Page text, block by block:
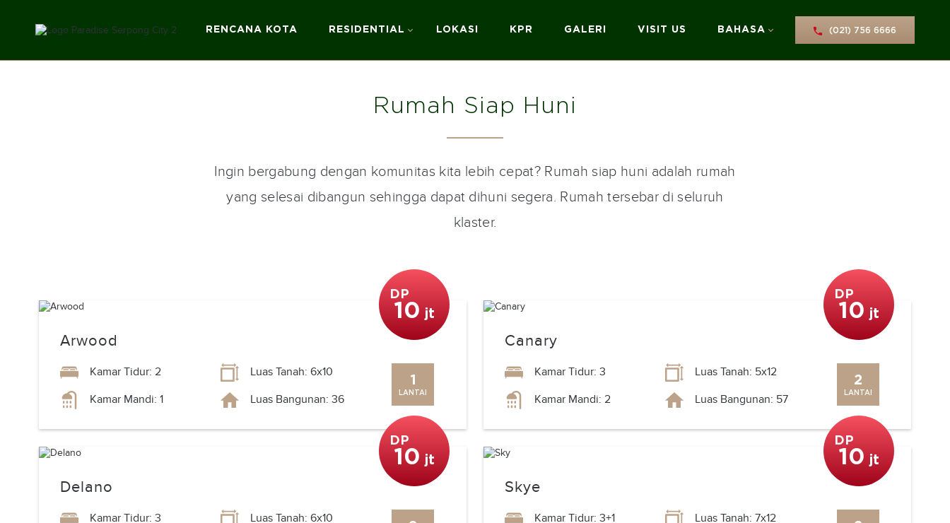
RENCANA KOTA RESIDENTIAL LOKASI KPR GALERI VISIT US BAHASA (021) 756 6666
Rumah Siap Huni
Ingin bergabung dengan komunitas kita lebih cepat? Rumah siap huni adalah rumah
yang selesai dibangun sehingga dapat dihuni segera. Rumah tersebar di seluruh
klaster.
DP
10 jt
Arwood
Kamar Tidur: 2
Luas Tanah: 6x10
Kamar Mandi: 1
Luas Bangunan: 36
1
LANTAI
DP
10 jt
Canary
Kamar Tidur: 3
Luas Tanah: 5x12
Kamar Mandi: 2
Luas Bangunan: 57
2
LANTAI
DP
10 jt
Delano
Kamar Tidur: 3
Luas Tanah: 6x10
DP
10 jt
Skye
Kamar Tidur: 3+1
Luas Tanah: 7x12